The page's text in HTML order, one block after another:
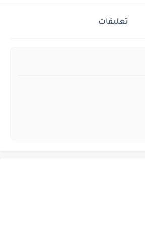
تعليقات